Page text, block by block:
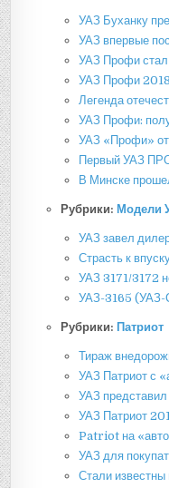
УАЗ Буханку
УАЗ впервые
УАЗ Профи
УАЗ Профи 2018
Легенда
УАЗ Профи:
УАЗ «Профи»
Первый УАЗ
В Минске
Рубрики: Модели
УАЗ завел
Страсть к
УАЗ 3171/3172
УАЗ-3165 (УАЗ-
Рубрики: Патриот
Тираж
УАЗ Патриот с
УАЗ
УАЗ Патриот
Patriot на
УАЗ для
Стали